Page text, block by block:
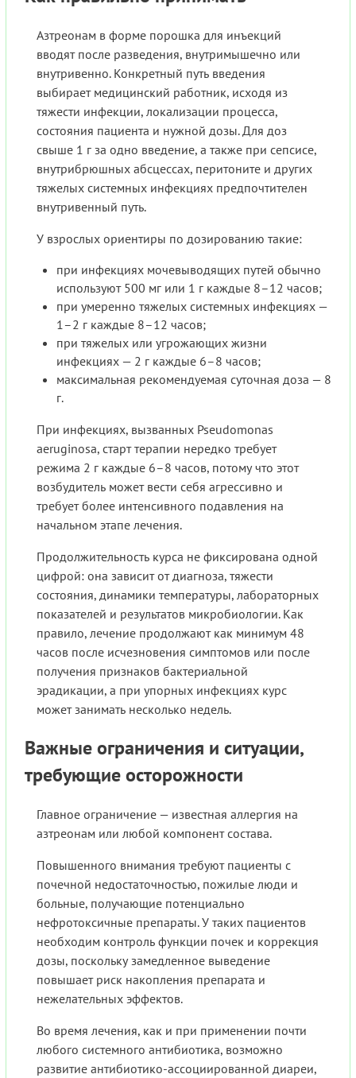
Азтреонам в форме порошка для инъекций
вводят после разведения, внутримышечно или
внутривенно. Конкретный путь введения
выбирает медицинский работник, исходя из
тяжести инфекции, локализации процесса,
состояния пациента и нужной дозы. Для доз
свыше 1 г за одно введение, а также при сепсисе,
внутрибрюшных абсцессах, перитоните и других
тяжелых системных инфекциях предпочтителен
внутривенный путь.
У взрослых ориентиры по дозированию такие:
при инфекциях мочевыводящих путей обычно
используют 500 мг или 1 г каждые 8–12 часов;
при умеренно тяжелых системных инфекциях —
1–2 г каждые 8–12 часов;
при тяжелых или угрожающих жизни
инфекциях — 2 г каждые 6–8 часов;
максимальная рекомендуемая суточная доза — 8
г.
При инфекциях, вызванных Pseudomonas
aeruginosa, старт терапии нередко требует
режима 2 г каждые 6–8 часов, потому что этот
возбудитель может вести себя агрессивно и
требует более интенсивного подавления на
начальном этапе лечения.
Продолжительность курса не фиксирована одной
цифрой: она зависит от диагноза, тяжести
состояния, динамики температуры, лабораторных
показателей и результатов микробиологии. Как
правило, лечение продолжают как минимум 48
часов после исчезновения симптомов или после
получения признаков бактериальной
эрадикации, а при упорных инфекциях курс
может занимать несколько недель.
Важные ограничения и ситуации,
требующие осторожности
Главное ограничение — известная аллергия на
азтреонам или любой компонент состава.
Повышенного внимания требуют пациенты с
почечной недостаточностью, пожилые люди и
больные, получающие потенциально
нефротоксичные препараты. У таких пациентов
необходим контроль функции почек и коррекция
дозы, поскольку замедленное выведение
повышает риск накопления препарата и
нежелательных эффектов.
Во время лечения, как и при применении почти
любого системного антибиотика, возможно
развитие антибиотико-ассоциированной диареи,